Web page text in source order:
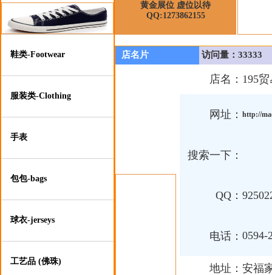
鞋类-Footwear
服装类-Clothing
手表
包包-bags
球衣-jerseys
工艺品 (佛珠)
黄金展位 虚位以待
QQ:1273862155
店名片 访问量：33333
店名： 195
网址： http://
搜索一下：
QQ：
电话： 0594-
地址： 安福